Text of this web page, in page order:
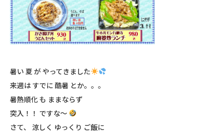
暑い 夏 が やってきました
来週は すでに 酷暑 とか。。。
暑熱順化 も ままならず
突入！！ ですな〜
さて、 涼しく ゆっくり ご飯に